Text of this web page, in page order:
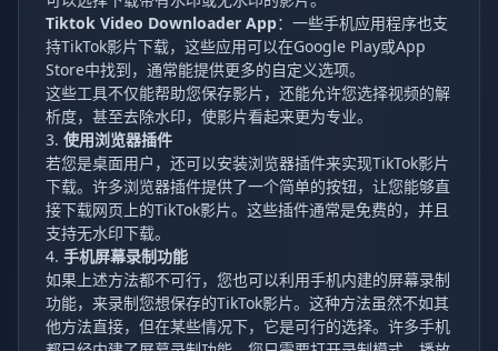
Tiktok Video Downloader App：一些手机应用程序也支
持TikTok影片下载，这些应用可以在Google Play或App
Store中找到，通常能提供更多的自定义选项。
这些工具不仅能帮助您保存影片，还能允许您选择视频的解
析度，甚至去除水印，使影片看起来更为专业。
3. 使用浏览器插件
若您是桌面用户，还可以安装浏览器插件来实现TikTok影片
下载。许多浏览器插件提供了一个简单的按钮，让您能够直
接下载网页上的TikTok影片。这些插件通常是免费的，并且
支持无水印下载。
4. 手机屏幕录制功能
如果上述方法都不可行，您也可以利用手机内建的屏幕录制
功能，来录制您想保存的TikTok影片。这种方法虽然不如其
他方法直接，但在某些情况下，它是可行的选择。许多手机